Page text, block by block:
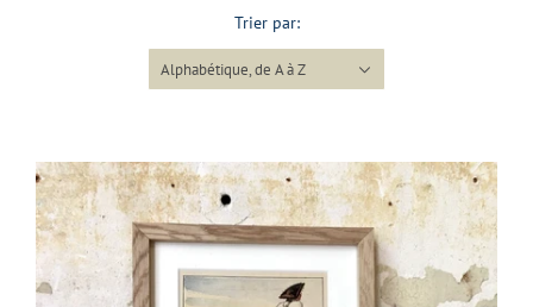
Trier par:
Alphabétique, de A à Z